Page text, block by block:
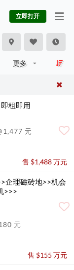
立即打开
更多
租即用
元
售 $1,488 万元
企理磁砖地>>机会
>>>
元
售 $155 万元